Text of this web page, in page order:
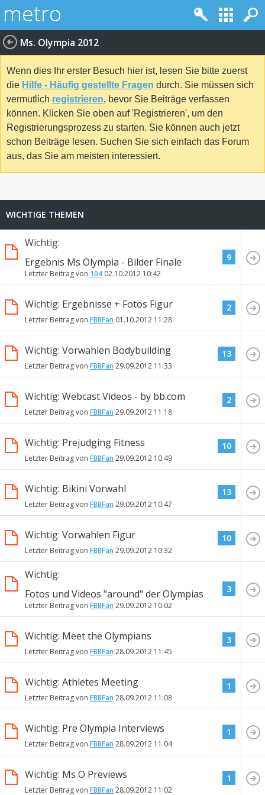
Ms. Olympia 2012
Wenn dies Ihr erster Besuch hier ist, lesen Sie bitte zuerst
die Hilfe - Häufig gestellte Fragen durch. Sie müssen sich
vermutlich registrieren, bevor Sie Beiträge verfassen
können. Klicken Sie oben auf 'Registrieren', um den
Registrierungsprozess zu starten. Sie können auch jetzt
schon Beiträge lesen. Suchen Sie sich einfach das Forum
aus, das Sie am meisten interessiert.
WICHTIGE THEMEN
Wichtig:
Ergebnis Ms Olympia - Bilder Finale
Letzter Beitrag von 104 02.10.2012 10:42
9
Wichtig: Ergebnisse + Fotos Figur
Letzter Beitrag von FBBFan 01.10.2012 11:28
2
Wichtig: Vorwahlen Bodybuilding
Letzter Beitrag von FBBFan 29.09.2012 11:33
13
Wichtig: Webcast Videos - by bb.com
Letzter Beitrag von FBBFan 29.09.2012 11:18
2
Wichtig: Prejudging Fitness
Letzter Beitrag von FBBFan 29.09.2012 10:49
10
Wichtig: Bikini Vorwahl
Letzter Beitrag von FBBFan 29.09.2012 10:47
13
Wichtig: Vorwahlen Figur
Letzter Beitrag von FBBFan 29.09.2012 10:32
10
Wichtig:
Fotos und Videos "around" der Olympias
Letzter Beitrag von FBBFan 29.09.2012 10:02
3
Wichtig: Meet the Olympians
Letzter Beitrag von FBBFan 28.09.2012 11:45
3
Wichtig: Athletes Meeting
Letzter Beitrag von FBBFan 28.09.2012 11:08
1
Wichtig: Pre Olympia Interviews
Letzter Beitrag von FBBFan 28.09.2012 11:04
1
Wichtig: Ms O Previews
Letzter Beitrag von FBBFan 28.09.2012 11:02
1